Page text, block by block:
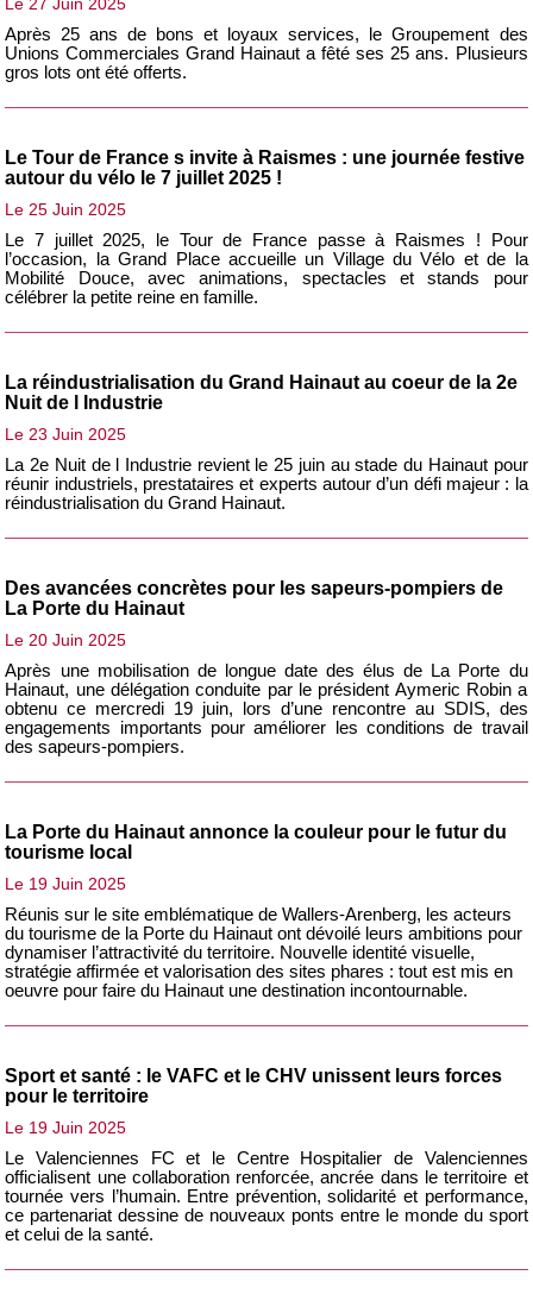
Après 25 ans de bons et loyaux services, le Groupement des
Unions Commerciales Grand Hainaut a fêté ses 25 ans. Plusieurs
gros lots ont été offerts.
Le Tour de France s invite à Raismes : une journée festive
autour du vélo le 7 juillet 2025 !
Le 25 Juin 2025
Le 7 juillet 2025, le Tour de France passe à Raismes ! Pour
l’occasion, la Grand Place accueille un Village du Vélo et de la
Mobilité Douce, avec animations, spectacles et stands pour
célébrer la petite reine en famille.
La réindustrialisation du Grand Hainaut au coeur de la 2e
Nuit de l Industrie
Le 23 Juin 2025
La 2e Nuit de l Industrie revient le 25 juin au stade du Hainaut pour
réunir industriels, prestataires et experts autour d’un défi majeur : la
réindustrialisation du Grand Hainaut.
Des avancées concrètes pour les sapeurs-pompiers de
La Porte du Hainaut
Le 20 Juin 2025
Après une mobilisation de longue date des élus de La Porte du
Hainaut, une délégation conduite par le président Aymeric Robin a
obtenu ce mercredi 19 juin, lors d’une rencontre au SDIS, des
engagements importants pour améliorer les conditions de travail
des sapeurs-pompiers.
La Porte du Hainaut annonce la couleur pour le futur du
tourisme local
Le 19 Juin 2025
Réunis sur le site emblématique de Wallers-Arenberg, les acteurs
du tourisme de la Porte du Hainaut ont dévoilé leurs ambitions pour
dynamiser l’attractivité du territoire. Nouvelle identité visuelle,
stratégie affirmée et valorisation des sites phares : tout est mis en
oeuvre pour faire du Hainaut une destination incontournable.
Sport et santé : le VAFC et le CHV unissent leurs forces
pour le territoire
Le 19 Juin 2025
Le Valenciennes FC et le Centre Hospitalier de Valenciennes
officialisent une collaboration renforcée, ancrée dans le territoire et
tournée vers l’humain. Entre prévention, solidarité et performance,
ce partenariat dessine de nouveaux ponts entre le monde du sport
et celui de la santé.